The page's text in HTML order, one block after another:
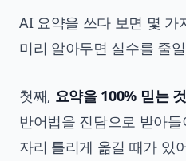
AI 요약을 쓰다 보면 몇 가
미리 알아두면 실수를 줄
첫째, 요약을 100% 믿는 것
반어법을 진담으로 받아
자리 틀리게 옮길 때가 있